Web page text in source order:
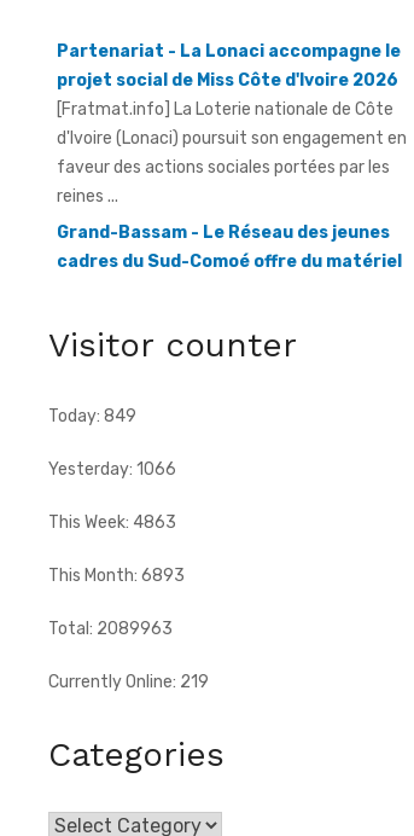
d'Ivoire (Lonaci) poursuit son engagement en
faveur des actions sociales portées par les
reines ...
Grand-Bassam - Le Réseau des jeunes
cadres du Sud-Comoé offre du matériel
[Fratmat.info] Le Réseau des jeunes cadres du
Sud-Comoé, dirigé par Eliame Niamkey, a remis,
Visitor counter
Today: 849
Yesterday: 1066
This Week: 4863
This Month: 6893
Total: 2089963
Currently Online: 219
Categories
Categories